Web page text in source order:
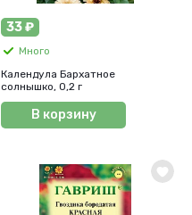
33 ₽
Много
Календула Бархатное
солнышко, 0,2 г
В корзину